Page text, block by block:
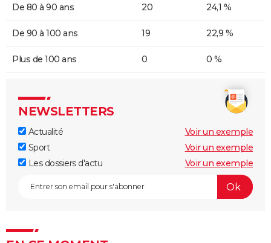
De 80 à 90 ans 20 24,1 %
De 90 à 100 ans 19 22,9 %
Plus de 100 ans 0 0 %
NEWSLETTERS
Actualité
Voir un exemple
Sport
Voir un exemple
Les dossiers d'actu
Voir un exemple